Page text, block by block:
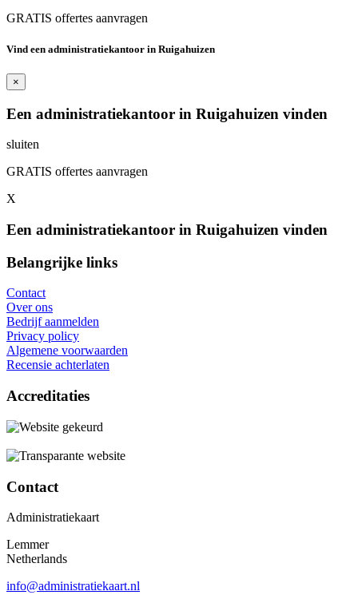
GRATIS offertes aanvragen
Vind een administratiekantoor in Ruigahuizen
×
Een administratiekantoor in Ruigahuizen vinden
sluiten
GRATIS offertes aanvragen
X
Een administratiekantoor in Ruigahuizen vinden
Belangrijke links
Contact
Over ons
Bedrijf aanmelden
Privacy policy
Algemene voorwaarden
Recensie achterlaten
Accreditaties
Contact
Administratiekaart
Lemmer
Netherlands
info@administratiekaart.nl